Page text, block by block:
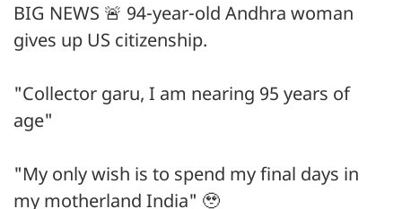
BIG NEWS 🚨 94-year-old Andhra woman
gives up US citizenship.
"Collector garu, I am nearing 95 years of
age"
"My only wish is to spend my final days in
my motherland India" 🥹